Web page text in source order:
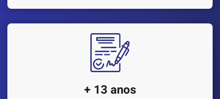
+ 13 anos